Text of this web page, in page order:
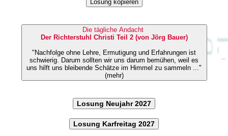
Losung kopieren
Die tägliche Andacht
Der Richterstuhl Christi Teil 2 (von Jörg Bauer)
"Nachfolge ohne Lehre, Ermutigung und Erfahrungen ist
schwierig. Darum sollten wir uns darum bemühen, weil es
uns hilft uns bleibende Schätze im Himmel zu sammeln ..."
(mehr)
Losung Neujahr 2027
Losung Karfreitag 2027